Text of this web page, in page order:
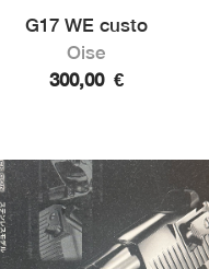
G17 WE custo
Oise
300,00 €